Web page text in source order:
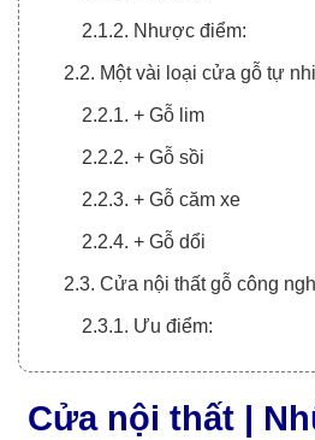
2.1.2. Nhược điểm:
2.2. Một vài loại cửa gỗ tự
2.2.1. + Gỗ lim
2.2.2. + Gỗ sồi
2.2.3. + Gỗ căm xe
2.2.4. + Gỗ dổi
2.3. Cửa nội thất gỗ công
2.3.1. Ưu điểm:
2.3.2. Nhược điểm:
2.4. Cửa nội thất gỗ cách âm
Cửa nội thất |